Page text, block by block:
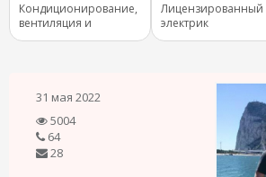
Кондиционирование,
вентиляция и
отопление.
Лицензированный
электрик
31 мая 2022
5004
64
28